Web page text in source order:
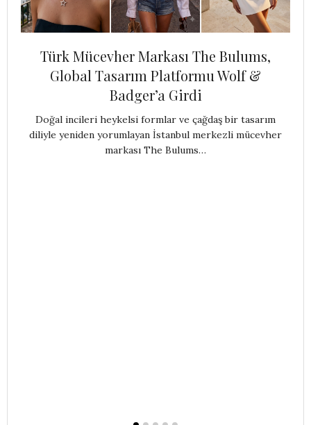
Türk Mücevher Markası The Bulums,
Global Tasarım Platformu Wolf &
Badger’a Girdi
Doğal incileri heykelsi formlar ve çağdaş bir tasarım
diliyle yeniden yorumlayan İstanbul merkezli mücevher
markası The Bulums…